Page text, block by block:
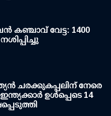
കഞ്ചാവ് വേട്ട: 1400
ചരക്കുകപ്പലിന് നേരെ
ഉള്‍പ്പെടെ 14